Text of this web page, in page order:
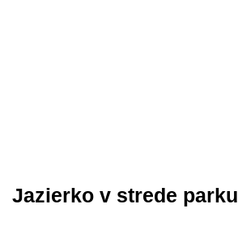
Jazierko v strede parku